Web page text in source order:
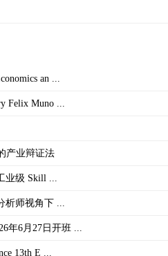
an ...
Felix Muno ...
产业辩证法
业级 Skill ...
析师视角下 ...
年6月27日开班 ...
13th E ...